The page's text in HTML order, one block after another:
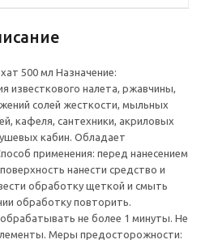
500 мл Назначение:
известкового налета, ржавчины,
солей жесткости, мыльных
кафеля, сантехники, акриловых
кабин. Обладает
применения: перед нанесением
нанести средство и
обработку щеткой и смыть
обработку повторить.
не более 1 минуты. Не
Меры предосторожности: